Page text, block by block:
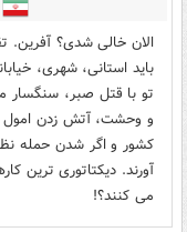
الان خالی شدی؟ آفرین.
باید استانی، شهری،
تو با قتل صبر، سنگسار
و وحشت، آتش زدن
کشور و اگر شدن حمله
آورند. دیکتاتوری ترین
می کنند؟!